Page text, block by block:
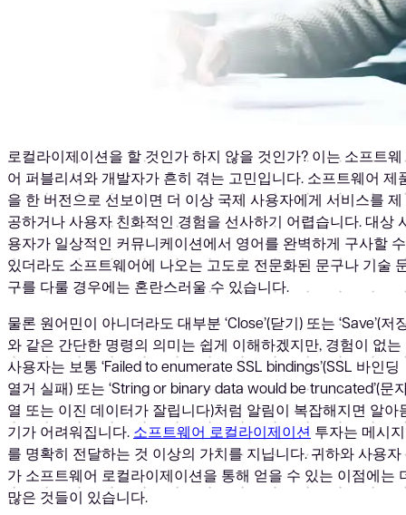
로컬라이제이션을 할 것인가 하지 않을 것인가? 이는 소프트웨
어 퍼블리셔와 개발자가 흔히 겪는 고민입니다. 소프트웨어 제
을 한 버전으로 선보이면 더 이상 국제 사용자에게 서비스를 제
공하거나 사용자 친화적인 경험을 선사하기 어렵습니다. 대상
용자가 일상적인 커뮤니케이션에서 영어를 완벽하게 구사할 수
있더라도 소프트웨어에 나오는 고도로 전문화된 문구나 기술
구를 다룰 경우에는 혼란스러울 수 있습니다.
물론 원어민이 아니더라도 대부분 ‘Close’(닫기) 또는 ‘Save’(저
와 같은 간단한 명령의 의미는 쉽게 이해하겠지만, 경험이 없는
사용자는 보통 ‘Failed to enumerate SSL bindings’(SSL 바인딩
열거 실패) 또는 ‘String or binary data would be truncated’(문
열 또는 이진 데이터가 잘립니다)처럼 알림이 복잡해지면 알아
기가 어려워집니다. 소프트웨어 로컬라이제이션 투자는 메시지
를 명확히 전달하는 것 이상의 가치를 지닙니다. 귀하와 사용자
가 소프트웨어 로컬라이제이션을 통해 얻을 수 있는 이점에는
많은 것들이 있습니다.